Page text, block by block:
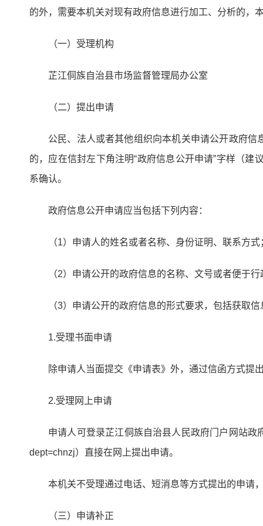
的外，需要本机关对现有政府信息进行加工、分析的，
（一）受理机构
芷江侗族自治县市场监督管理局办公室
（二）提出申请
公民、法人或者其他组织向本机关申请公开政府
的，应在信封左下角注明“政府信息公开申请”字样（
系确认。
政府信息公开申请应当包括下列内容：
（1）申请人的姓名或者名称、身份证明、联系方式
（2）申请公开的政府信息的名称、文号或者便于
（3）申请公开的政府信息的形式要求，包括获取
1.受理书面申请
除申请人当面提交《申请表》外，通过信函方式提
2.受理网上申请
申请人可登录芷江侗族自治县人民政府门户网站政
dept=chnzj）直接在网上提出申请。
本机关不受理通过电话、短消息等方式提出的申请
（三）申请补正